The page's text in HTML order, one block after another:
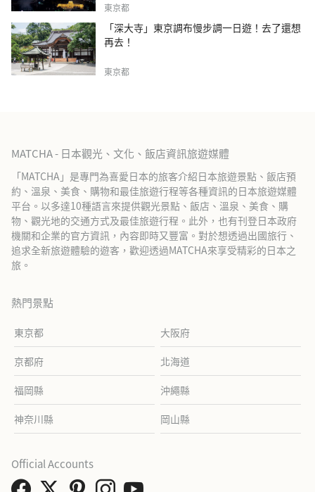
東京都
「深大寺」東京調布慢步調一日遊！去了還想
再去！
東京都
MATCHA - 日本觀光、文化、飯店資訊旅遊媒體
「MATCHA」是專門為喜愛日本的旅客介紹日本旅遊景點、飯店預
約、溫泉、美食、購物和最佳旅遊行程等各種資訊的日本旅遊媒體
平台。以多達10種語言來提供觀光景點、飯店、溫泉、美食、購
物、觀光地的交通方式及最佳旅遊行程。此外，也有刊登日本政府
機關和企業的官方資訊，內容即時又豐富。對於想透過出國旅行、
追求全新旅遊體驗的遊客，歡迎透過MATCHA來享受精彩的日本之
旅。
熱門景點
東京都 大阪府
京都府 北海道
福岡縣 沖繩縣
神奈川縣 岡山縣
Official Accounts